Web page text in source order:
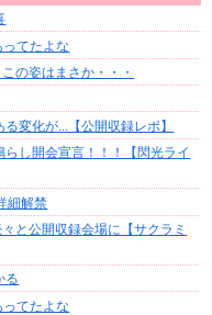
てたよな
の姿はまさか・・・
変化が...【公開収録レポ】
らし開会宣言！！！【閃光ライ
細解禁
と公開収録会場に【サクラミ
る
てたよな